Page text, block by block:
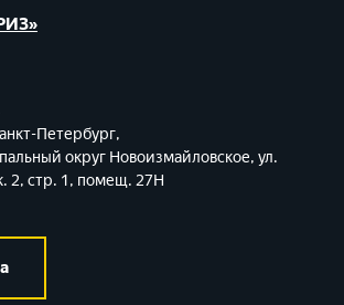
Петербург,
округ Новоизмайловское, ул.
2, стр. 1, помещ. 27Н